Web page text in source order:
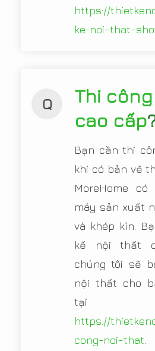
https://
ke-noi-that-
Q
Thi
cao cấp
Bạn cần thi
khi có bản vẽ
MoreHome
máy sản xuất
và khép kín.
kế nội thất
chúng tôi sẽ
nội thất cho
tại
https://
cong-noi-that